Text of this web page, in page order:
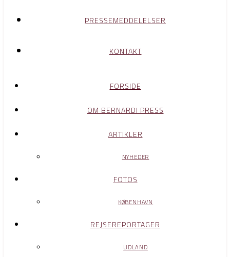
PRESSEMEDDELELSER
KONTAKT
FORSIDE
OM BERNARDI PRESS
ARTIKLER
NYHEDER
FOTOS
KØBENHAVN
REJSEREPORTAGER
UDLAND